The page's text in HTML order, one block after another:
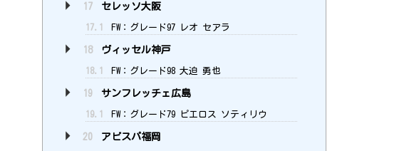
17 セレッソ大阪
17.1 FW：グレード97 レオ セアラ
18 ヴィッセル神戸
18.1 FW：グレード98 大迫 勇也
19 サンフレッチェ広島
19.1 FW：グレード79 ピエロス ソティリウ
20 アビスパ福岡